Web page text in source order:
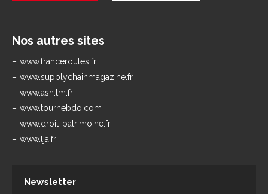
Nos autres sites
www.franceroutes.fr
www.supplychainmagazine.fr
www.ash.tm.fr
www.tourhebdo.com
www.droit-patrimoine.fr
www.lja.fr
Newsletter